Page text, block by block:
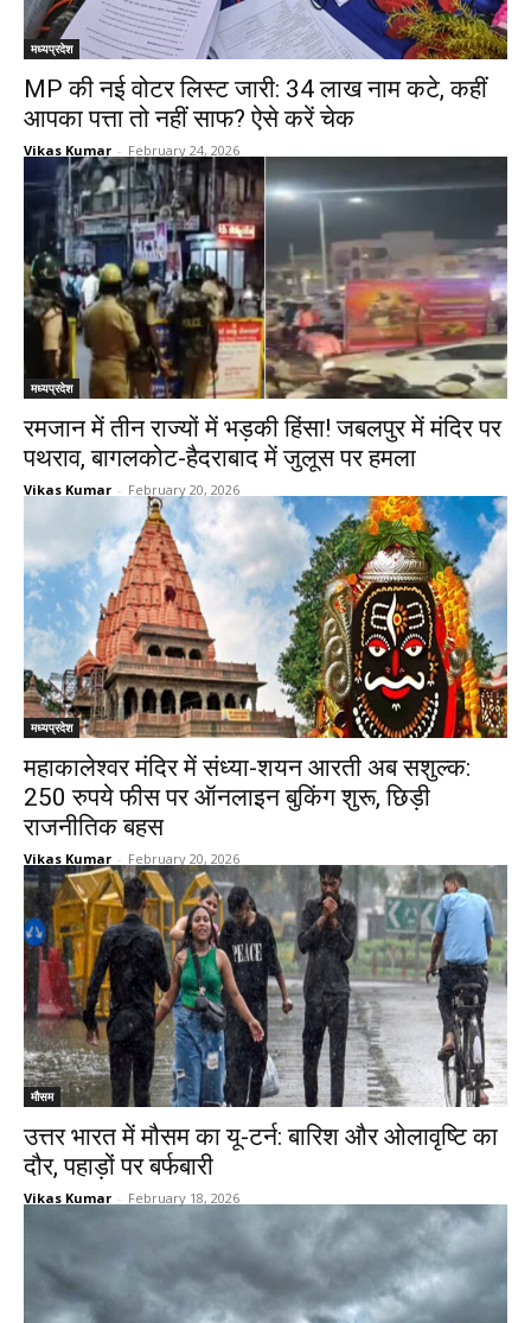
मध्यप्रदेश
MP की नई वोटर लिस्ट जारी: 34 लाख नाम कटे, कहीं
आपका पत्ता तो नहीं साफ? ऐसे करें चेक
Vikas Kumar - February 24, 2026
मध्यप्रदेश
रमजान में तीन राज्यों में भड़की हिंसा! जबलपुर में मंदिर पर
पथराव, बागलकोट-हैदराबाद में जुलूस पर हमला
Vikas Kumar - February 20, 2026
मध्यप्रदेश
महाकालेश्वर मंदिर में संध्या-शयन आरती अब सशुल्क:
250 रुपये फीस पर ऑनलाइन बुकिंग शुरू, छिड़ी
राजनीतिक बहस
Vikas Kumar - February 20, 2026
मौसम
उत्तर भारत में मौसम का यू-टर्न: बारिश और ओलावृष्टि का
दौर, पहाड़ों पर बर्फबारी
Vikas Kumar - February 18, 2026